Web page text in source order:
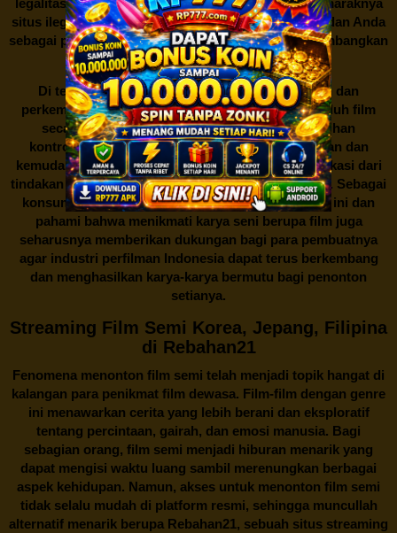
legalitas. Seperti yang telah dibahas sebelumnya, maraknya
situs ilegal semacam ini menimbulkan kontroversi, dan Anda
sebagai pengguna juga perlu bijak dalam mempertimbangkan
akibat dari tindakan tersebut.
Di tengah dinamika persaingan industri hiburan dan
perkembangan teknologi, menonton dan mengunduh film
secara gratis diRebahan21menjadi sebuah pilihan
kontroversial. Meskipun menawarkan kenyamanan dan
kemudahan akses, kita juga harus memahami implikasi dari
tindakan ini terhadap para pelaku industri perfilman. Sebagai
konsumen, bijaklah dalam menggunakan platform ini dan
pahami bahwa menikmati karya seni berupa film juga
seharusnya memberikan dukungan bagi para pembuatnya
agar industri perfilman Indonesia dapat terus berkembang
dan menghasilkan karya-karya bermutu bagi penonton
setianya.
Streaming Film Semi Korea, Jepang, Filipina
di Rebahan21
Fenomena menonton film semi telah menjadi topik hangat di
kalangan para penikmat film dewasa. Film-film dengan genre
ini menawarkan cerita yang lebih berani dan eksploratif
tentang percintaan, gairah, dan emosi manusia. Bagi
sebagian orang, film semi menjadi hiburan menarik yang
dapat mengisi waktu luang sambil merenungkan berbagai
aspek kehidupan. Namun, akses untuk menonton film semi
tidak selalu mudah di platform resmi, sehingga muncullah
alternatif menarik berupa Rebahan21, sebuah situs streaming